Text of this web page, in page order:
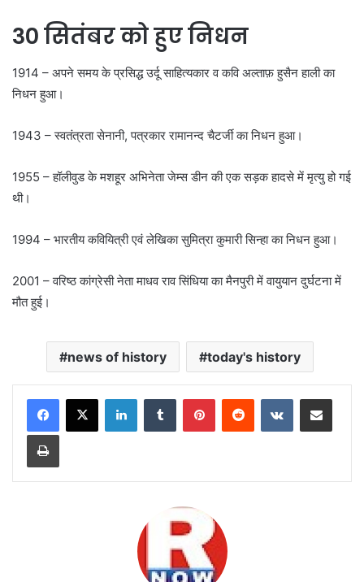
30 सितंबर को हुए निधन
1914 – अपने समय के प्रसिद्ध उर्दू साहित्यकार व कवि अल्ताफ़ हुसैन हाली का
निधन हुआ।
1943 – स्वतंत्रता सेनानी, पत्रकार रामानन्द चैटर्जी का निधन हुआ।
1955 – हॉलीवुड के मशहूर अभिनेता जेम्स डीन की एक सड़क हादसे में मृत्यु हो गई
थी।
1994 – भारतीय कवियित्री एवं लेखिका सुमित्रा कुमारी सिन्हा का निधन हुआ।
2001 – वरिष्ठ कांग्रेसी नेता माधव राव सिंधिया का मैनपुरी में वायुयान दुर्घटना में
मौत हुई।
news of history today's history
LinkedInTumblr PinterestReddit VKontakteShare via Email
Print